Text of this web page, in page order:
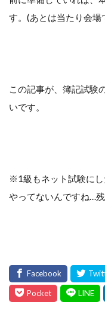
す。(あとは当たり会
この記事が、簿記試験
いです。
※1級もネット試験に
やってないんですね…残